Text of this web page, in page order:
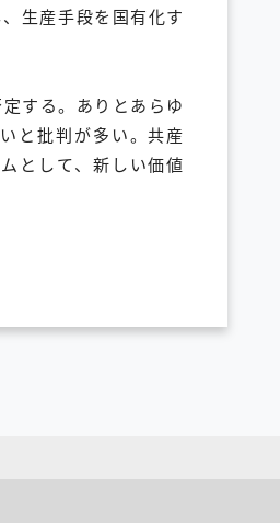
生産手段を国有化す
する。ありとあらゆ
と批判が多い。共産
として、新しい価値